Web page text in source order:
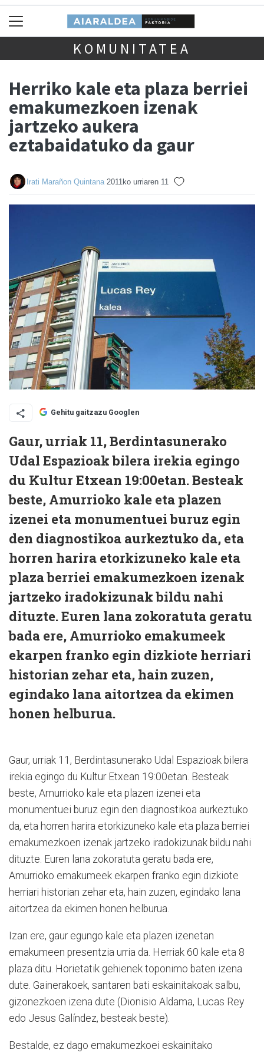
KOMUNITATEA
Herriko kale eta plaza berriei
emakumezkoen izenak
jartzeko aukera
eztabaidatuko da gaur
Irati Marañon Quintana 2011ko urriaren 11
Gehitu gaitzazu Googlen
Gaur, urriak 11, Berdintasunerako
Udal Espazioak bilera irekia egingo
du Kultur Etxean 19:00etan. Besteak
beste, Amurrioko kale eta plazen
izenei eta monumentuei buruz egin
den diagnostikoa aurkeztuko da, eta
horren harira etorkizuneko kale eta
plaza berriei emakumezkoen izenak
jartzeko iradokizunak bildu nahi
dituzte. Euren lana zokoratuta geratu
bada ere, Amurrioko emakumeek
ekarpen franko egin dizkiote herriari
historian zehar eta, hain zuzen,
egindako lana aitortzea da ekimen
honen helburua.
Gaur, urriak 11, Berdintasunerako Udal Espazioak bilera
irekia egingo du Kultur Etxean 19:00etan. Besteak
beste, Amurrioko kale eta plazen izenei eta
monumentuei buruz egin den diagnostikoa aurkeztuko
da, eta horren harira etorkizuneko kale eta plaza berriei
emakumezkoen izenak jartzeko iradokizunak bildu nahi
dituzte. Euren lana zokoratuta geratu bada ere,
Amurrioko emakumeek ekarpen franko egin dizkiote
herriari historian zehar eta, hain zuzen, egindako lana
aitortzea da ekimen honen helburua.
Izan ere, gaur egungo kale eta plazen izenetan
emakumeen presentzia urria da. Herriak 60 kale eta 8
plaza ditu. Horietatik gehienek toponimo baten izena
dute. Gainerakoek, santaren bati eskainitakoak salbu,
gizonezkoen izena dute (Dionisio Aldama, Lucas Rey
edo Jesus Galíndez, besteak beste).
Bestalde, ez dago emakumezkoei eskainitako